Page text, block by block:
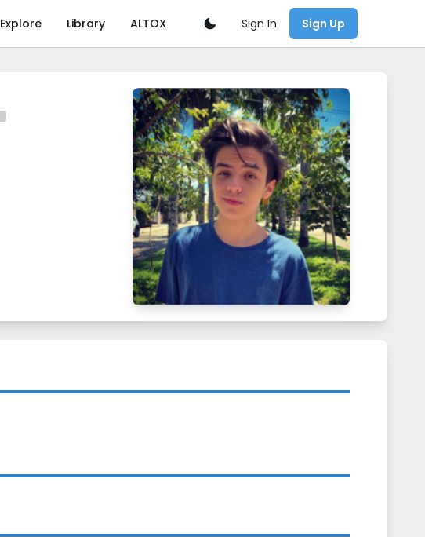
Explore Library ALTOX Sign In Sign Up